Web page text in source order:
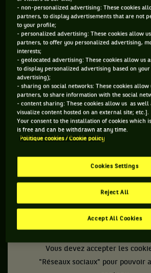
le thème. Pour la petite histoire, il
OPEUU-LA. ! TU T’ÉGARES, REILLY.
Dans la foulée, McEnroe a convoqué ses
banc et dans le feu de l’action, a alors
suit :
acc. to Shapo, Zv*rev said right
doubles that this was the last
gonna win. Sooo after a little
witter.com/
— Emma (@tennisemms)
2021
Vous devez accepter les
"Réseaux sociaux" pour pouvoir
- non-personalized advertising: These cookies
partners, to display advertisements that are not
to your profile;
- personalized advertising: These cookies allow
partners, to offer you personalized advertising,
interests;
- geolocated advertising: These cookies allow us
to display personalized advertising based on
advertising);
- sharing on social networks: These cookies
partners, to share information with the social
- content sharing: These cookies allow us as well
visualize content hosted on an external site; etc.].
Your consent to the installation of cookies which
is free and can be withdrawn at any time.
Politique cookies / Cookie policy
Cookies Settings
Reject All
Accept All Cookies